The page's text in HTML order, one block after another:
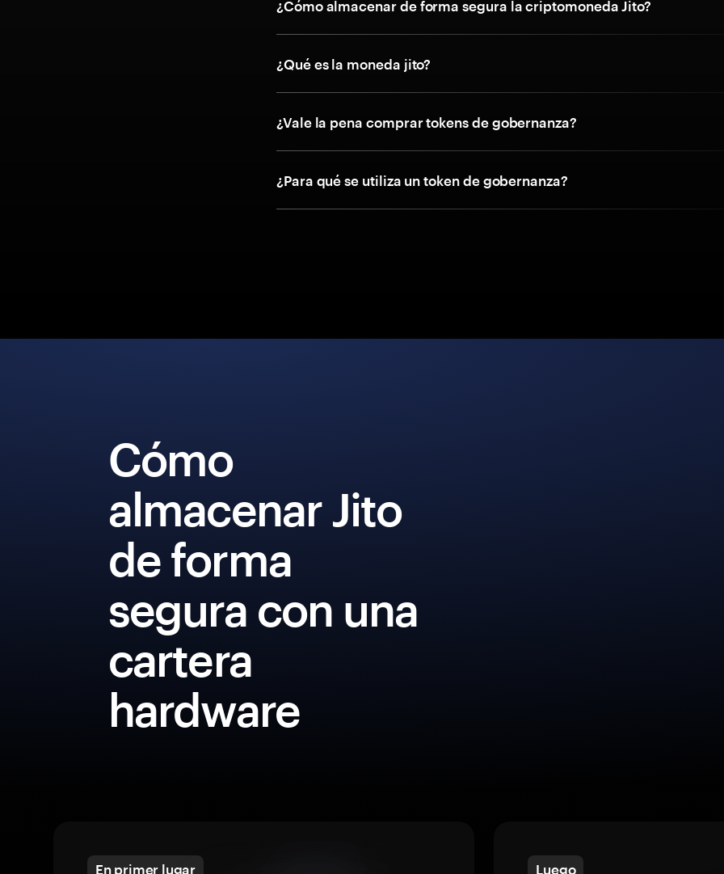
¿Cómo almacenar de forma segura la criptomoneda Jito?
¿Qué es la moneda jito?
¿Vale la pena comprar tokens de gobernanza?
¿Para qué se utiliza un token de gobernanza?
Cómo
almacenar Jito
de forma
segura con una
cartera
hardware
En primer lugar Luego